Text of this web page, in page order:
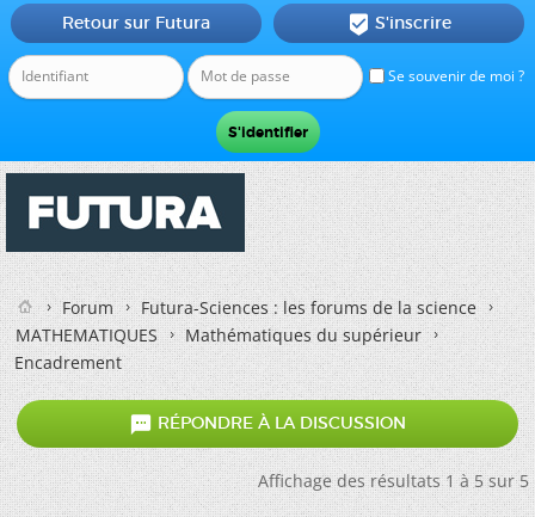
Se souvenir de moi ?
Retour sur Futura  S'inscrire
Forum
Futura-Sciences : les forums de la science
MATHEMATIQUES
Mathématiques du supérieur
Encadrement
 RÉPONDRE À LA DISCUSSION
Affichage des résultats 1 à 5 sur 5